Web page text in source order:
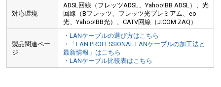
対応環境
ADSL回線（フレッツADSL、Yahoo!BB ADSL）、光
回線（Bフレッツ、フレッツ光プレミアム、eo
光、Yahoo!BB光）、CATV回線（J:COM ZAQ）
製品関連ペー
ジ
・LANケーブルの選び方はこちら
・「LAN PROFESSIONAL LANケーブルの加工法と
最新情報」はこちら
・LANケーブル比較表はこちら